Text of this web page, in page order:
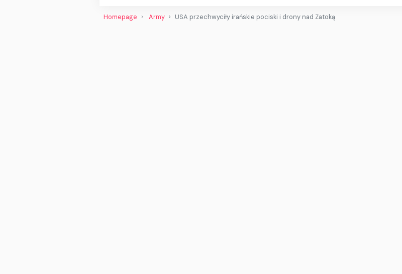
Homepage Army USA przechwyciły irańskie pociski i drony nad Zatoką